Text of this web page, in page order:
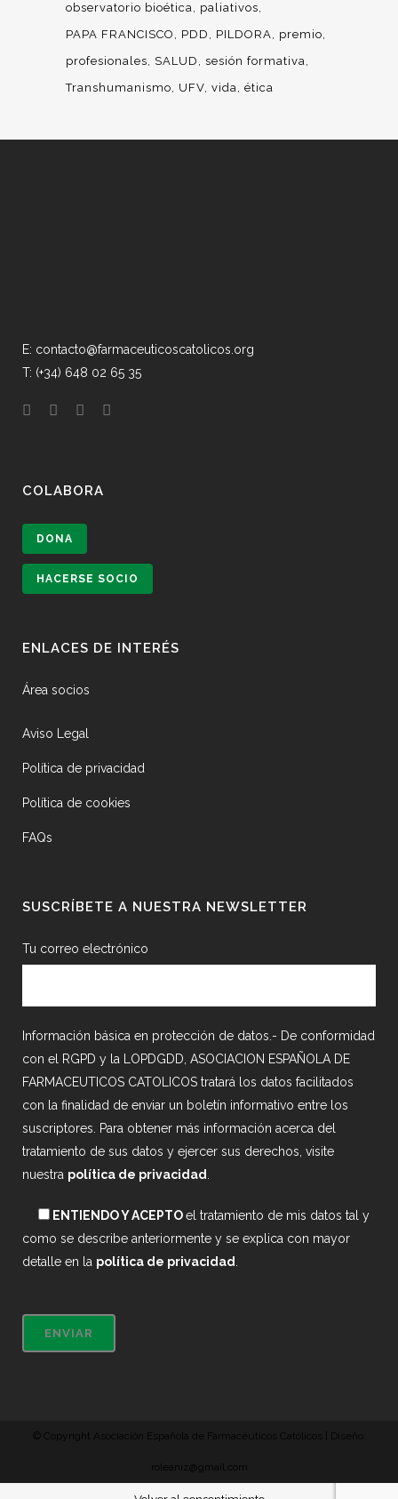
observatorio bioética
paliativos
PAPA FRANCISCO
PDD PILDORA
premio
profesionales
SALUD
sesión formativa
Transhumanismo
UFV vida ética
E: contacto@farmaceuticoscatolicos.org
T: (+34) 648 02 65 35
COLABORA
DONA
HACERSE SOCIO
ENLACES DE INTERÉS
Área socios
Aviso Legal
Política de privacidad
Política de cookies
FAQs
SUSCRÍBETE A NUESTRA NEWSLETTER
Tu correo electrónico
Información básica en protección de datos.- De conformidad
con el RGPD y la LOPDGDD, ASOCIACION ESPAÑOLA DE
FARMACEUTICOS CATOLICOS tratará los datos facilitados
con la finalidad de enviar un boletín informativo entre los
suscriptores. Para obtener más información acerca del
tratamiento de sus datos y ejercer sus derechos, visite
nuestra política de privacidad
ENTIENDO Y ACEPTOel tratamiento de mis datos tal y
como se describe anteriormente y se explica con mayor
detalle en la política de privacidad
© Copyright Asociación Española de Farmacéuticos Católicos | Diseño:
roleaniz@gmail.com